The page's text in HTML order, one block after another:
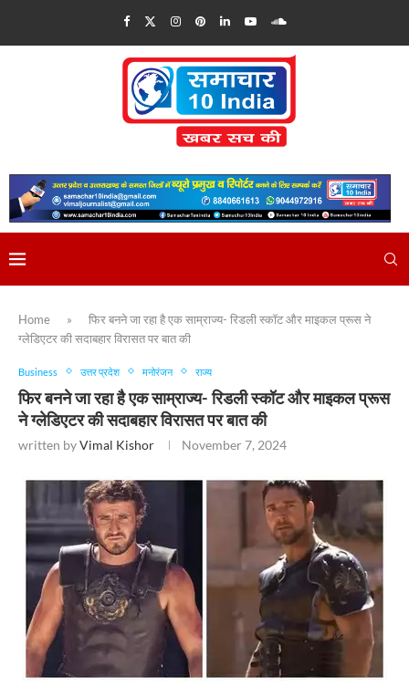
Home »
फिर बनने जा रहा है एक साम्राज्‍य- रिडली स्‍कॉट और माइकल प्रूस ने
ग्‍लेडिएटर की सदाबहार विरासत पर बात की
Business उत्तर प्रदेश मनोरंजन राज्य
फिर बनने जा रहा है एक साम्राज्‍य- रिडली स्‍कॉट और माइकल प्रूस
ने ग्‍लेडिएटर की सदाबहार विरासत पर बात की
written byVimal Kishor November 7, 2024